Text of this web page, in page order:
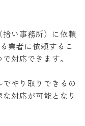
い事務所）に依頼
業者に依頼するこ
対応できます。
やり取りできるの
対応が可能となり